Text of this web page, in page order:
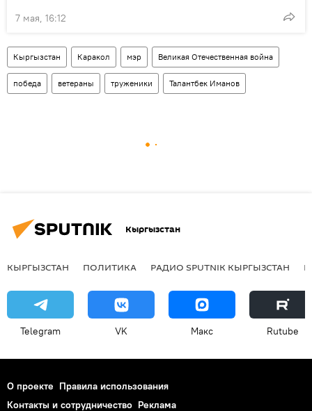
7 мая, 16:12
Кыргызстан Каракол мэр Великая Отечественная война
победа ветераны труженики Талантбек Иманов
Кыргызстан
КЫРГЫЗСТАН ПОЛИТИКА РАДИО SPUTNIK КЫРГЫЗСТАН
Telegram VK Макс Rutube
О проекте Правила использования
Контакты и сотрудничество Реклама